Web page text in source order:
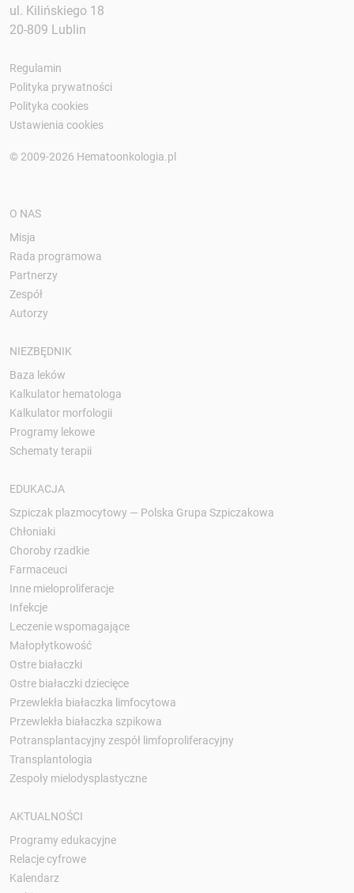
ul. Kilińskiego 18
20-809 Lublin
Regulamin
Polityka prywatności
Polityka cookies
Ustawienia cookies
© 2009-2026 Hematoonkologia.pl
O NAS
Misja
Rada programowa
Partnerzy
Zespół
Autorzy
NIEZBĘDNIK
Baza leków
Kalkulator hematologa
Kalkulator morfologii
Programy lekowe
Schematy terapii
EDUKACJA
Szpiczak plazmocytowy — Polska Grupa Szpiczakowa
Chłoniaki
Choroby rzadkie
Farmaceuci
Inne mieloproliferacje
Infekcje
Leczenie wspomagające
Małopłytkowość
Ostre białaczki
Ostre białaczki dziecięce
Przewlekła białaczka limfocytowa
Przewlekła białaczka szpikowa
Potransplantacyjny zespół limfoproliferacyjny
Transplantologia
Zespoły mielodysplastyczne
AKTUALNOŚCI
Programy edukacyjne
Relacje cyfrowe
Kalendarz